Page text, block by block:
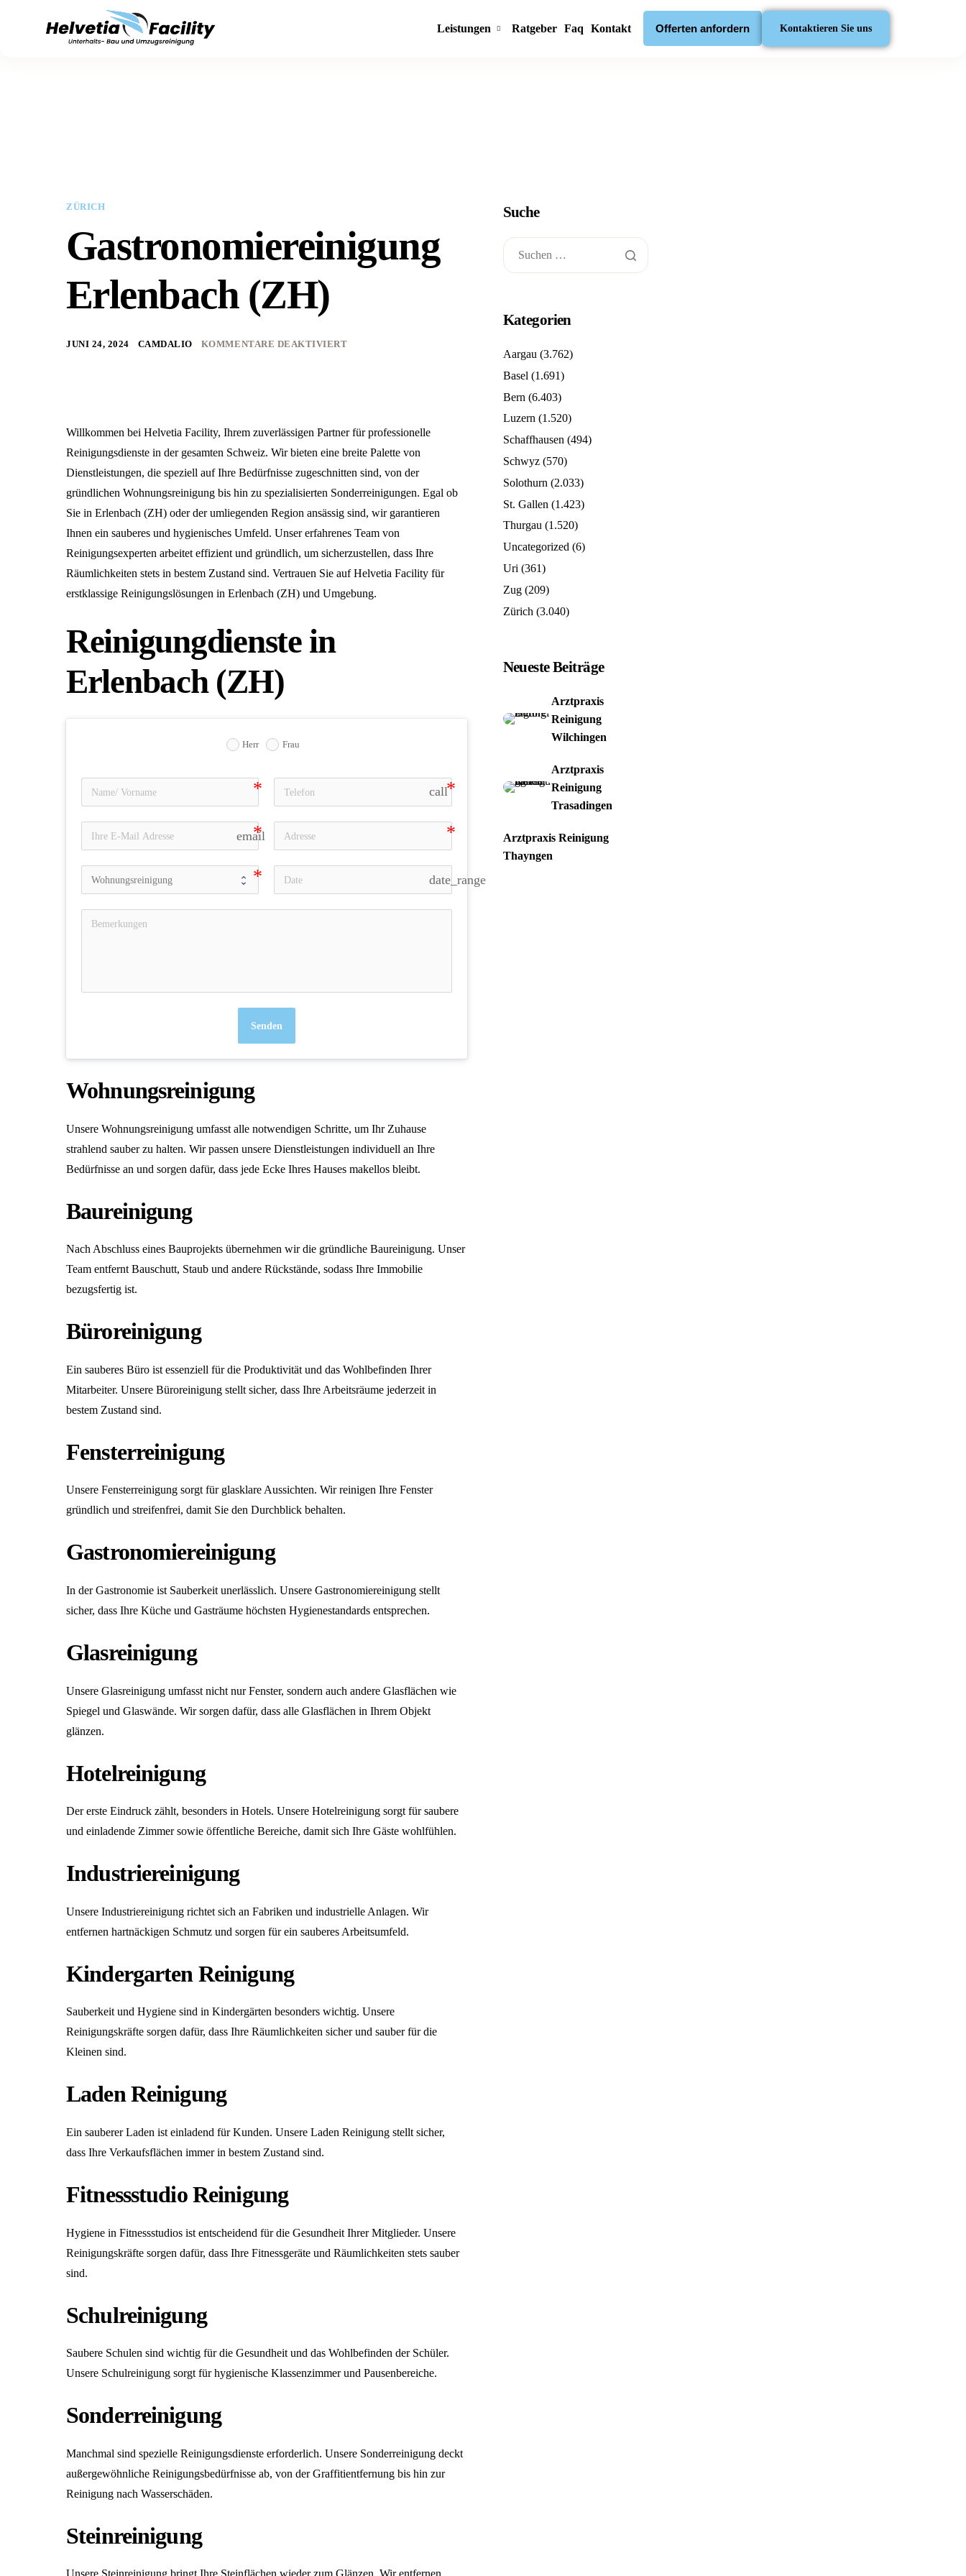
Leistungen Ratgeber Faq Kontakt Offerten anfordern Kontaktieren Sie uns
ZÜRICH
Gastronomiereinigung
Erlenbach (ZH)
JUNI 24, 2024 CAMDALIO KOMMENTARE DEAKTIVIERT
Willkommen bei Helvetia Facility, Ihrem zuverlässigen Partner für professionelle
Reinigungsdienste in der gesamten Schweiz. Wir bieten eine breite Palette von
Dienstleistungen, die speziell auf Ihre Bedürfnisse zugeschnitten sind, von der
gründlichen Wohnungsreinigung bis hin zu spezialisierten Sonderreinigungen. Egal ob
Sie in Erlenbach (ZH) oder der umliegenden Region ansässig sind, wir garantieren
Ihnen ein sauberes und hygienisches Umfeld. Unser erfahrenes Team von
Reinigungsexperten arbeitet effizient und gründlich, um sicherzustellen, dass Ihre
Räumlichkeiten stets in bestem Zustand sind. Vertrauen Sie auf Helvetia Facility für
erstklassige Reinigungslösungen in Erlenbach (ZH) und Umgebung.
Reinigungdienste in
Erlenbach (ZH)
Herr Frau
call
email
date_range
Senden
Wohnungsreinigung
Unsere Wohnungsreinigung umfasst alle notwendigen Schritte, um Ihr Zuhause
strahlend sauber zu halten. Wir passen unsere Dienstleistungen individuell an Ihre
Bedürfnisse an und sorgen dafür, dass jede Ecke Ihres Hauses makellos bleibt.
Baureinigung
Nach Abschluss eines Bauprojekts übernehmen wir die gründliche Baureinigung. Unser
Team entfernt Bauschutt, Staub und andere Rückstände, sodass Ihre Immobilie
bezugsfertig ist.
Büroreinigung
Ein sauberes Büro ist essenziell für die Produktivität und das Wohlbefinden Ihrer
Mitarbeiter. Unsere Büroreinigung stellt sicher, dass Ihre Arbeitsräume jederzeit in
bestem Zustand sind.
Fensterreinigung
Unsere Fensterreinigung sorgt für glasklare Aussichten. Wir reinigen Ihre Fenster
gründlich und streifenfrei, damit Sie den Durchblick behalten.
Gastronomiereinigung
In der Gastronomie ist Sauberkeit unerlässlich. Unsere Gastronomiereinigung stellt
sicher, dass Ihre Küche und Gasträume höchsten Hygienestandards entsprechen.
Glasreinigung
Unsere Glasreinigung umfasst nicht nur Fenster, sondern auch andere Glasflächen wie
Spiegel und Glaswände. Wir sorgen dafür, dass alle Glasflächen in Ihrem Objekt
glänzen.
Hotelreinigung
Der erste Eindruck zählt, besonders in Hotels. Unsere Hotelreinigung sorgt für saubere
und einladende Zimmer sowie öffentliche Bereiche, damit sich Ihre Gäste wohlfühlen.
Industriereinigung
Unsere Industriereinigung richtet sich an Fabriken und industrielle Anlagen. Wir
entfernen hartnäckigen Schmutz und sorgen für ein sauberes Arbeitsumfeld.
Kindergarten Reinigung
Sauberkeit und Hygiene sind in Kindergärten besonders wichtig. Unsere
Reinigungskräfte sorgen dafür, dass Ihre Räumlichkeiten sicher und sauber für die
Kleinen sind.
Laden Reinigung
Ein sauberer Laden ist einladend für Kunden. Unsere Laden Reinigung stellt sicher,
dass Ihre Verkaufsflächen immer in bestem Zustand sind.
Fitnessstudio Reinigung
Hygiene in Fitnessstudios ist entscheidend für die Gesundheit Ihrer Mitglieder. Unsere
Reinigungskräfte sorgen dafür, dass Ihre Fitnessgeräte und Räumlichkeiten stets sauber
sind.
Schulreinigung
Saubere Schulen sind wichtig für die Gesundheit und das Wohlbefinden der Schüler.
Unsere Schulreinigung sorgt für hygienische Klassenzimmer und Pausenbereiche.
Sonderreinigung
Manchmal sind spezielle Reinigungsdienste erforderlich. Unsere Sonderreinigung deckt
außergewöhnliche Reinigungsbedürfnisse ab, von der Graffitientfernung bis hin zur
Reinigung nach Wasserschäden.
Steinreinigung
Suche
Kategorien
Aargau (3.762)
Basel (1.691)
Bern (6.403)
Luzern (1.520)
Schaffhausen (494)
Schwyz(570)
Solothurn (2.033)
St. Gallen (1.423)
Thurgau (1.520)
Uncategorized (6)
Uri (361)
Zug(209)
Zürich (3.040)
Neueste Beiträge
Arztpraxis
Reinigung
Wilchingen
Arztpraxis
Reinigung
Trasadingen
Arztpraxis Reinigung
Thayngen